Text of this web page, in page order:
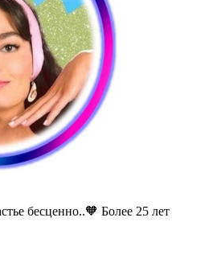
бесценно..🧡 Более 25 лет